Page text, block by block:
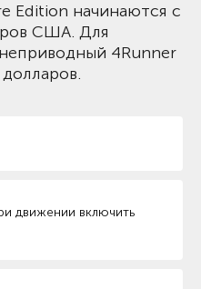
движении включить
Edition начинаются с
США. Для
4Runner